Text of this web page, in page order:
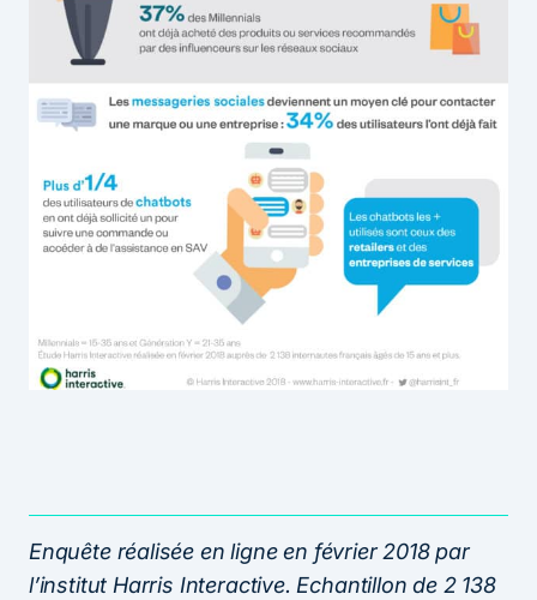
Enquête réalisée en ligne en février 2018 par
l’institut Harris Interactive. Echantillon de 2 138